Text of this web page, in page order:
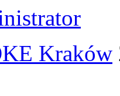
Kraków